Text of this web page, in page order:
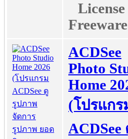
License
Freeware
ACDSee
Photo
Home
(โปรแกร
ACDSee